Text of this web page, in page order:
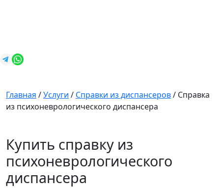
Главная /Услуги / Справки из диспансеров/ Справка
из психоневрологического диспансера
Купить справку из
психоневрологического
диспансера